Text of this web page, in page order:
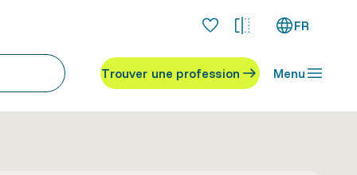
FR
Trouver une profession Menu